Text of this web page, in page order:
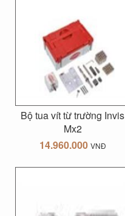
Bộ tua vít từ trường Invis
Mx2
14.960.000 VNĐ